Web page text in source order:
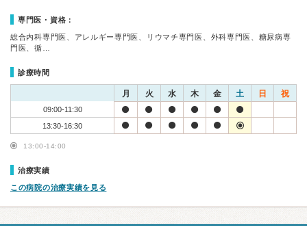
専門医・資格：
総合内科専門医、アレルギー専門医、リウマチ専門医、外科専門医、糖尿病専
門医、循…
診療時間
月 火 水 木 金 土 日 祝
09:00-11:30
13:30-16:30
13:00-14:00
治療実績
この病院の治療実績を見る